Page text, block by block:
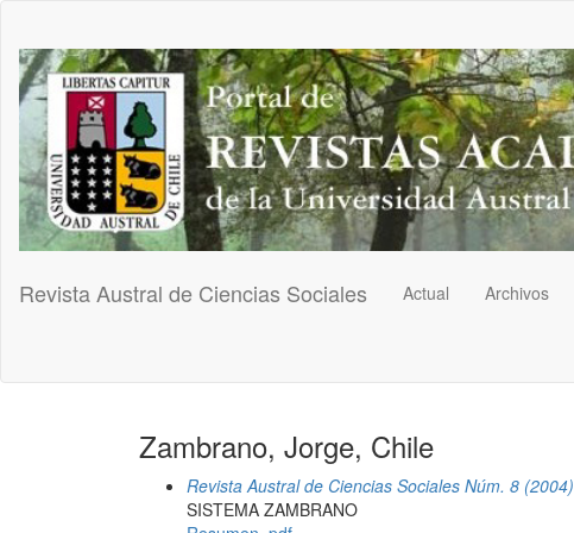
Contenido
principal
Barra
lateral
Revista Austral de Ciencias Sociales Actual Archivos
Zambrano, Jorge, Chile
Revista Austral de Ciencias Sociales Núm. 8 (2004)
SISTEMA ZAMBRANO